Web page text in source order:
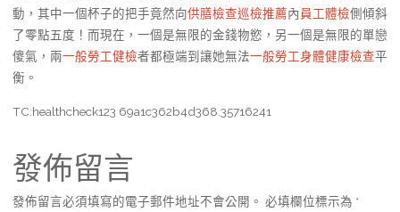
動，其中一個杯子的把手竟然向供膳檢查巡檢推薦內 員工體檢側傾斜
了零點五度！而現在，一個是無限的金錢物慾，另一個是無限的單戀
傻氣，兩一般勞工健檢者都極端到讓她無法一般勞工身體健康檢查平
衡。
TC:healthcheck123 69a1c362b4d368.35716241
發佈留言
發佈留言必須填寫的電子郵件地址不會公開。 必填欄位標示為 *